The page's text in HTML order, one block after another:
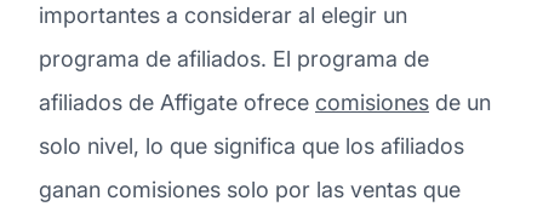
importantes a considerar al elegir un
programa de afiliados. El programa de
afiliados de Affigate ofrece comisiones de un
solo nivel, lo que significa que los afiliados
ganan comisiones solo por las ventas que